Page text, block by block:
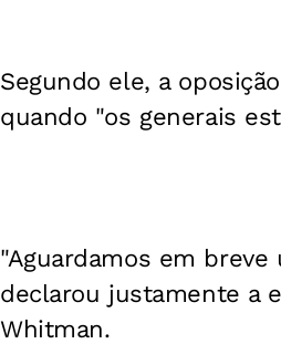
Segundo ele, a
quando "os generais
"Aguardamos em
declarou justamente a
Whitman.